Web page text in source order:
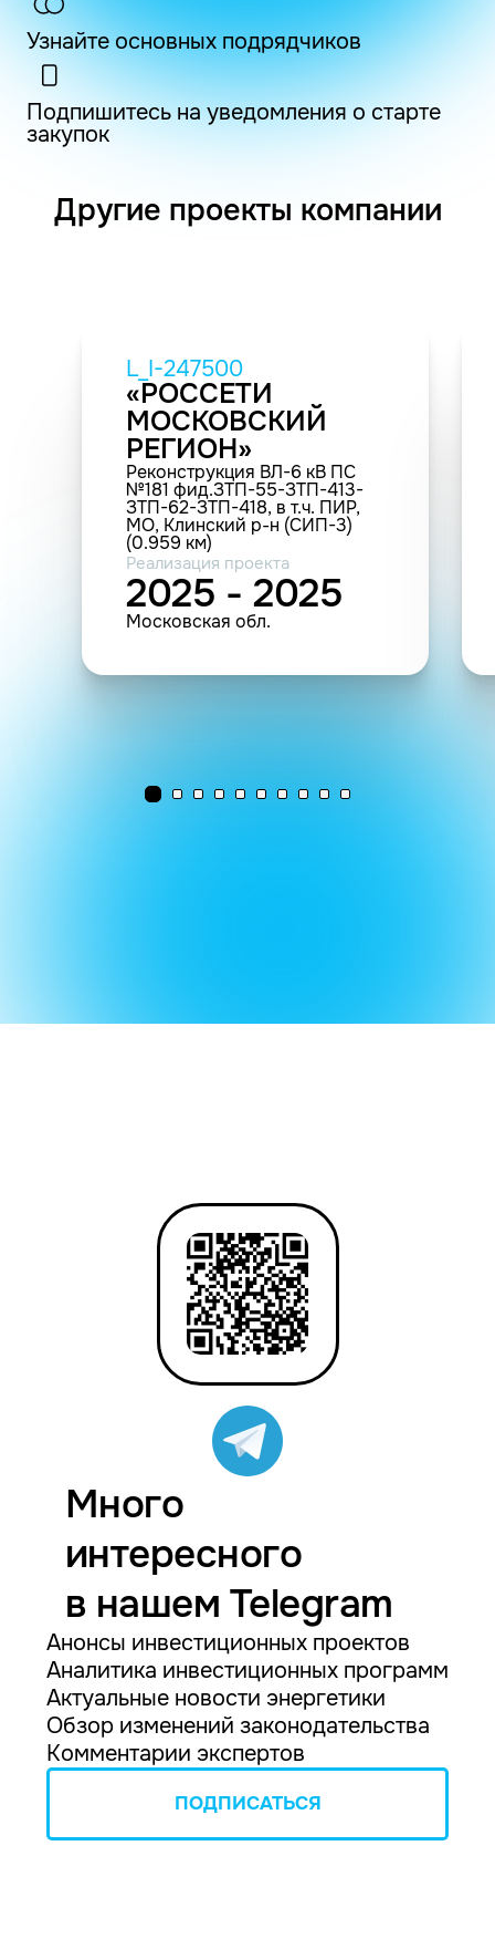
Узнайте основных подрядчиков
Подпишитесь на уведомления о старте
закупок
Другие проекты компании
L_I-247500
«РОССЕТИ
МОСКОВСКИЙ
РЕГИОН»
Реконструкция ВЛ-6 кВ ПС
№181 фид.ЗТП-55-ЗТП-413-
ЗТП-62-ЗТП-418, в т.ч. ПИР,
МО, Клинский р-н (СИП-3)
(0.959 км)
Реализация проекта
2025 - 2025
Московская обл.
Много
интересного
в нашем Telegram
Анонсы инвестиционных проектов
Аналитика инвестиционных программ
Актуальные новости энергетики
Обзор изменений законодательства
Комментарии экспертов
ПОДПИСАТЬСЯ